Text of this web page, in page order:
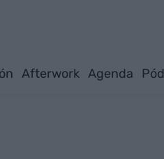
Afterwork Agenda